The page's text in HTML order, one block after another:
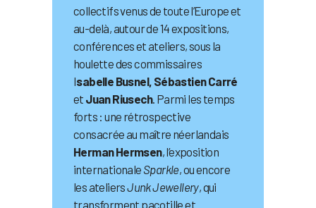
collectifs venus de toute l’Europe et
au-delà, autour de 14 expositions,
conférences et ateliers, sous la
houlette des commissaires
Isabelle Busnel, Sébastien Carré
et Juan Riusech. Parmi les temps
forts : une rétrospective
consacrée au maître néerlandais
Herman Hermsen, l’exposition
internationale Sparkle, ou encore
les ateliersJunk Jewellery, qui
transforment pacotille et